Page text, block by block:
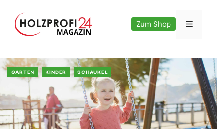
Inhalt
springen
Zum Shop Menü
GARTEN KINDER SCHAUKEL